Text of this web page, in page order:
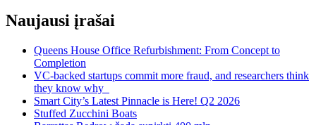
Naujausi įrašai
Queens House Office Refurbishment: From Concept to
Completion
VC-backed startups commit more fraud, and researchers think
they know why
Smart City’s Latest Pinnacle is Here! Q2 2026
Stuffed Zucchini Boats